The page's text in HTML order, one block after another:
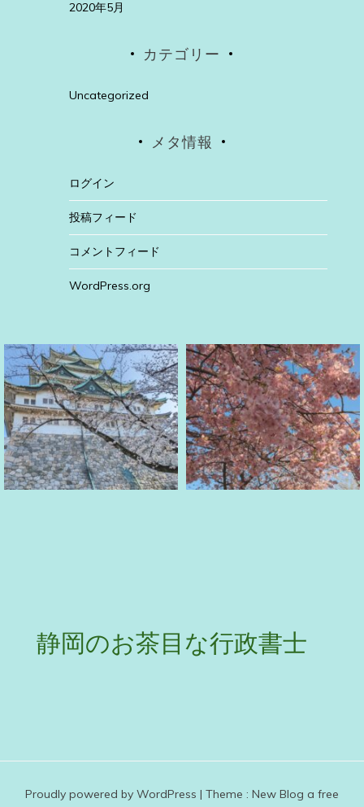
2020年5月
カテゴリー
Uncategorized
メタ情報
ログイン
投稿フィード
コメントフィード
WordPress.org
静岡のお茶目な行政書士
Proudly powered by WordPress | Theme : New Blog a free